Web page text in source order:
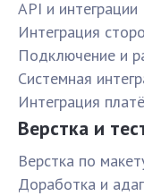
API и интеграции
Интеграция
Подключение и
Системная
Интеграция
Верстка и
Верстка по
Доработка и